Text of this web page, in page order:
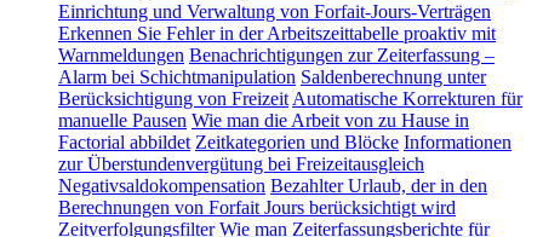
Einrichtung und Verwaltung von Forfait-Jours-Verträgen
Erkennen Sie Fehler in der Arbeitszeittabelle proaktiv mit
Warnmeldungen Benachrichtigungen zur Zeiterfassung –
Alarm bei Schichtmanipulation Saldenberechnung unter
Berücksichtigung von Freizeit Automatische Korrekturen für
manuelle Pausen Wie man die Arbeit von zu Hause in
Factorial abbildet Zeitkategorien und Blöcke Informationen
zur Überstundenvergütung bei Freizeitausgleich
Negativsaldokompensation Bezahlter Urlaub, der in den
Berechnungen von Forfait Jours berücksichtigt wird
Zeitverfolgungsfilter Wie man Zeiterfassungsberichte für